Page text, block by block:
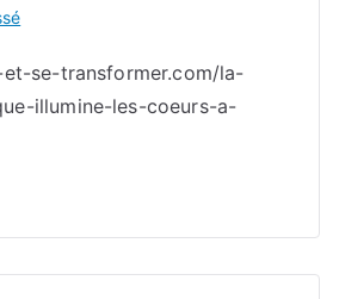
se-transformer.com/la-
illumine-les-coeurs-a-